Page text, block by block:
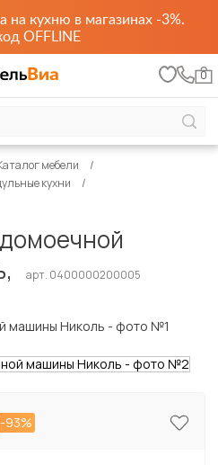
на кухню в магазинах -3%.
OFFLINE
0
мебели
кухни
арт. 0400000200005
-93%